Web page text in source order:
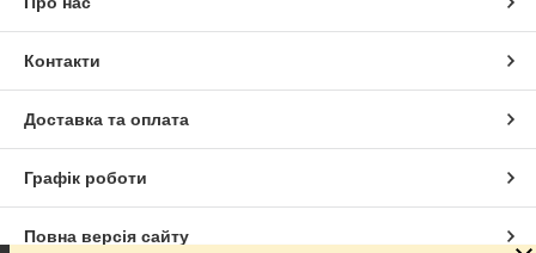
Контакти
Доставка та оплата
Графік роботи
Повна версія сайту